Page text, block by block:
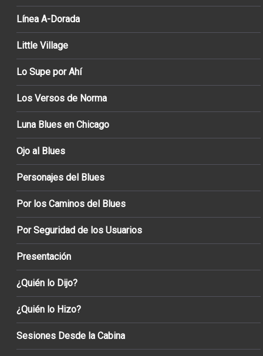
Línea A-Dorada
Little Village
Lo Supe por Ahí
Los Versos de Norma
Luna Blues en Chicago
Ojo al Blues
Personajes del Blues
Por los Caminos del Blues
Por Seguridad de los Usuarios
Presentación
¿Quién lo Dijo?
¿Quién lo Hizo?
Sesiones Desde la Cabina